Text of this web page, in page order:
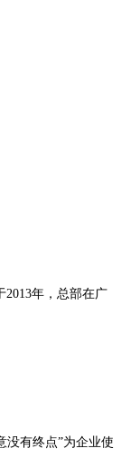
2013年，总部在广
没有终点”为企业使